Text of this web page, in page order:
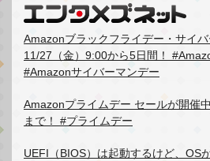
Amazonブラックフライデー・サイバ
11/27（金）9:00から5日間！
#Amazonサイバーマンデー
Amazonプライムデー セールが開催
まで！ #プライムデー
UEFI（BIOS）は起動するけど、OS